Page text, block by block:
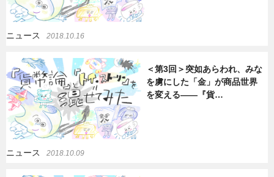
ニュース 2018.10.16
＜第3回＞突如あらわれ、みな
を虜にした「金」が商品世界
を変える――『貨…
ニュース 2018.10.09